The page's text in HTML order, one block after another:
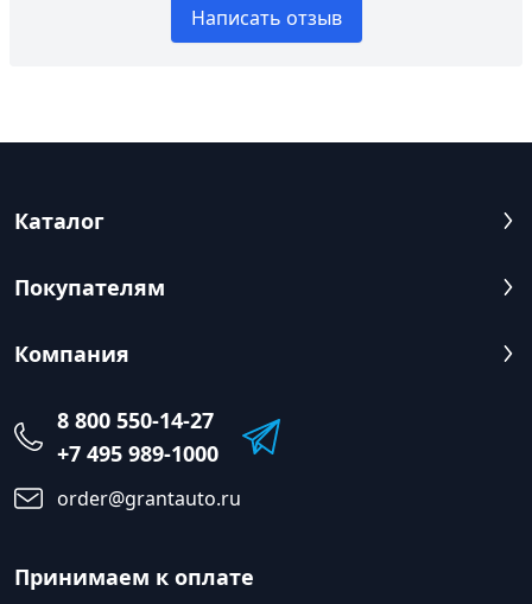
Написать отзыв
Каталог
Покупателям
Компания
8 800 550-14-27
+7 495 989-1000
order@grantauto.ru
Принимаем к оплате